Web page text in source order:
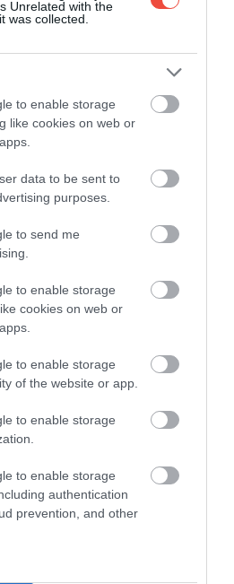
Unrelated with the
was collected.
to enable storage
like cookies on web or
data to be sent to
purposes.
to send me
to enable storage
cookies on web or
to enable storage
of the website or app.
to enable storage
to enable storage
authentication
prevention, and other
rajta egy kevés főzővizet –,
alacsony lángon.
és kevés reszelt
ismét szórjuk meg a sajttal.
részéről,
Nevét a „busa” nevű pálcáról
megtartja a sűrű, darabos
(kb. 35 dkg)
darabolt paradicsom
vöröshagyma